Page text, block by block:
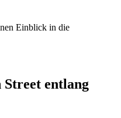
Einblick in die
entlang